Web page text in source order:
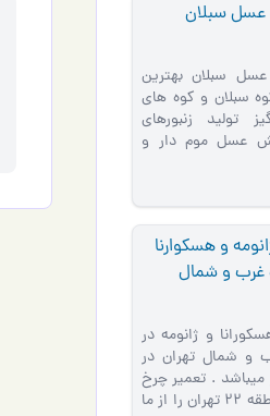
عسل سبلان
سبلان بهترین
سبلان و کوه های
تولید زنبورهای
عسل موم دار و
و هسکوارنا
غرب و شمال
تعمیر چرخ خیاطی هسکورانا و ژانومه در
و شمال تهران در
خدمت مشتریان عزیز میباشد . تعمیر چرخ
خیاطی در منزل در منطقه 22 تهران را از ما